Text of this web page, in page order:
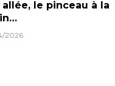
allée, le pinceau à la
2026